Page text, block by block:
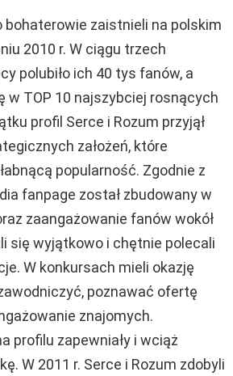
bohaterowie zaistnieli na polskim
2010 r. W ciągu trzech
polubiło ich 40 tys fanów, a
w TOP 10 najszybciej rosnących
profil Serce i Rozum przyjął
założeń, które
popularność. Zgodnie z
fanpage został zbudowany w
zaangażowanie fanów wokół
się wyjątkowo i chętnie polecali
W konkursach mieli okazję
poznawać ofertę
znajomych.
profilu zapewniały i wciąż
W 2011 r. Serce i Rozum zdobyli